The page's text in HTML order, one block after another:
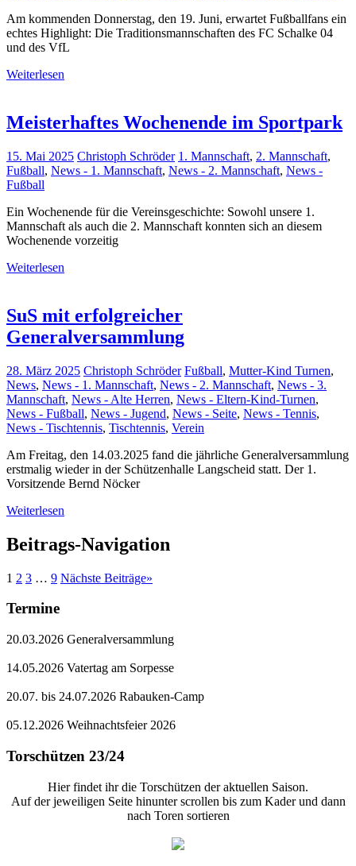
Am kommenden Donnerstag, den 19. Juni, erwartet Fußballfans ein
echtes Highlight: Die Traditionsmannschaften des FC Schalke 04
und des VfL
Weiterlesen
Meisterhaftes Wochenende im Sportpark
15. Mai 2025 Christoph Schröder 1. Mannschaft, 2. Mannschaft,
Fußball, News - 1. Mannschaft, News - 2. Mannschaft, News -
Fußball
Ein Wochenende für die Vereinsgeschichte: Sowohl unsere 1.
Mannschaft als auch die 2. Mannschaft konnten sich an diesem
Wochenende vorzeitig
Weiterlesen
SuS mit erfolgreicher
Generalversammlung
28. März 2025 Christoph Schröder Fußball, Mutter-Kind Turnen,
News, News - 1. Mannschaft, News - 2. Mannschaft, News - 3.
Mannschaft, News - Alte Herren, News - Eltern-Kind-Turnen,
News - Fußball, News - Jugend, News - Seite, News - Tennis,
News - Tischtennis, Tischtennis, Verein
Am Freitag, den 14.03.2025 fand die jährliche Generalversammlung
erstmalig wieder in der Schützenhalle Langscheid statt. Der 1.
Vorsitzende Bernd Nöcker
Weiterlesen
Beitrags-Navigation
1 2 3 … 9 Nächste Beiträge»
Termine
20.03.2026 Generalversammlung
14.05.2026 Vatertag am Sorpesse
20.07. bis 24.07.2026 Rabauken-Camp
05.12.2026 Weihnachtsfeier 2026
Torschützen 23/24
Hier findet ihr die Torschützen der aktuellen Saison.
Auf der jeweiligen Seite hinunter scrollen bis zum Kader und dann
nach Toren sortieren